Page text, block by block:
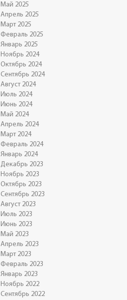
Май 2025
Апрель 2025
Март 2025
Февраль 2025
Январь 2025
Ноябрь 2024
Октябрь 2024
Сентябрь 2024
Август 2024
Июль 2024
Июнь 2024
Май 2024
Апрель 2024
Март 2024
Февраль 2024
Январь 2024
Декабрь 2023
Ноябрь 2023
Октябрь 2023
Сентябрь 2023
Август 2023
Июль 2023
Июнь 2023
Май 2023
Апрель 2023
Март 2023
Февраль 2023
Январь 2023
Ноябрь 2022
Сентябрь 2022